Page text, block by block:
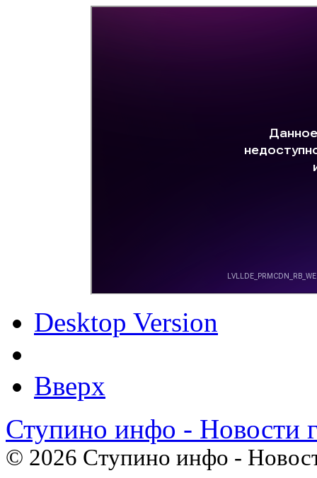
Desktop Version
Вверх
Ступино инфо - Новости
© 2026 Ступино инфо -